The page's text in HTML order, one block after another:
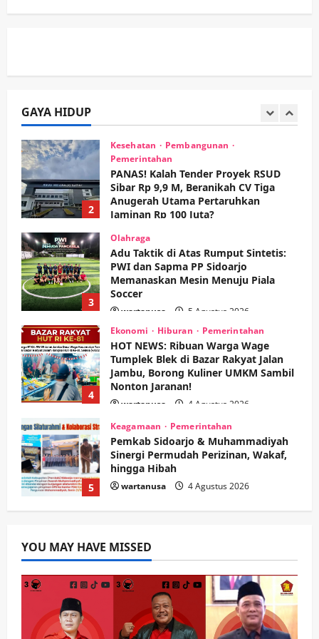
GAYA HIDUP
1
2
Kesehatan
Pembangunan
Pemerintahan
PANAS! Kalah Tender Proyek RSUD
Sibar Rp 9,9 M, Beranikah CV Tiga
Anugerah Utama Pertaruhkan
Jaminan Rp 100 Juta?
wartanusa
3
Olahraga
Adu Taktik di Atas Rumput Sintetis:
PWI dan Sapma PP Sidoarjo
Memanaskan Mesin Menuju Piala
Soccer
wartanusa 5 Agustus 2026
4
Ekonomi Hiburan Pemerintahan
HOT NEWS: Ribuan Warga Wage
Tumplek Blek di Bazar Rakyat Jalan
Jambu, Borong Kuliner UMKM Sambil
Nonton Jaranan!
wartanusa 4 Agustus 2026
5
Keagamaan Pemerintahan
Pemkab Sidoarjo & Muhammadiyah
Sinergi Permudah Perizinan, Wakaf,
hingga Hibah
wartanusa 4 Agustus 2026
1
Sidoarjo Apresiasi Inovasi Teh Daun
Kumis Kucing Produk Anggota TNI AL
wartanusa 8 Agustus 2026
Kesehatan Pembangunan
Pemerintahan
YOU MAY HAVE MISSED